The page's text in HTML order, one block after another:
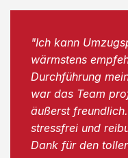
"Ich kann
wärmstens
Durchführung
war das Team
äußerst
stressfrei und
Dank für den